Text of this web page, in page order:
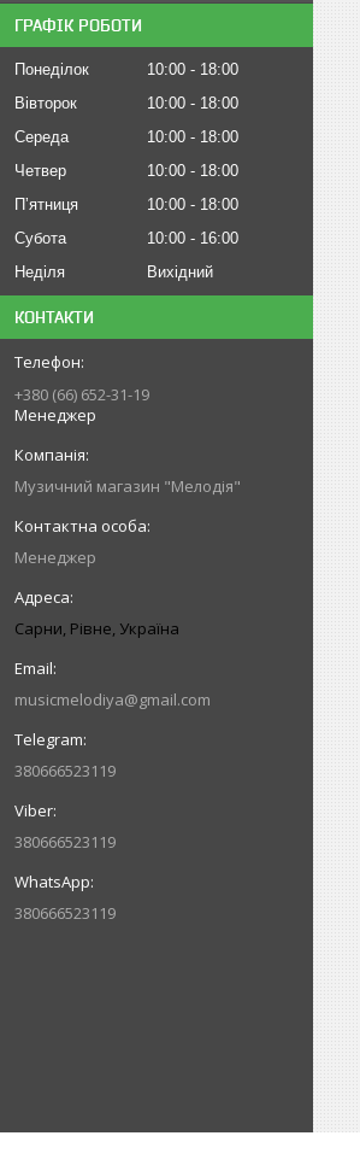
ГРАФІК РОБОТИ
Понеділок 10:00
18:00
Вівторок
10:00
18:00
Середа
10:00
18:00
Четвер
10:00
18:00
Пʼятниця
10:00
18:00
Субота
10:00
16:00
Неділя
Вихідний
КОНТАКТИ
+380 (66) 652-31-19
Менеджер
Музичний магазин "Мелодія"
Менеджер
Сарни, Рівне, Україна
musicmelodiya@gmail.com
380666523119
380666523119
380666523119